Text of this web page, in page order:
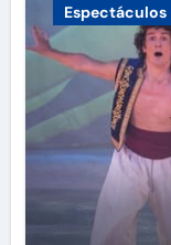
Espectáculos